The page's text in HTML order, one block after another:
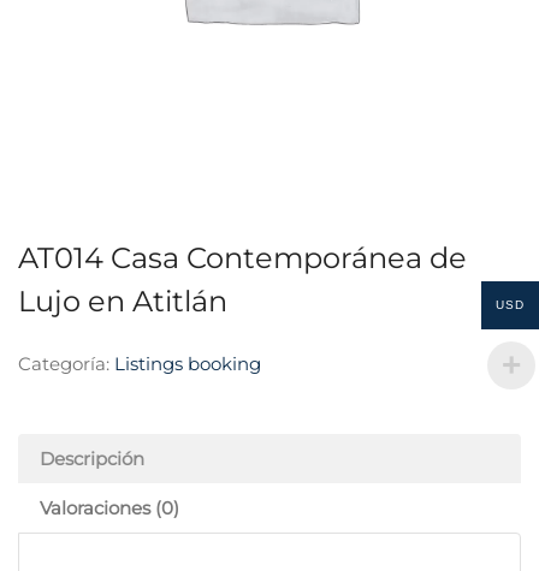
AT014 Casa Contemporánea de
Lujo en Atitlán
Categoría: Listings booking
Descripción
Valoraciones (0)
USD